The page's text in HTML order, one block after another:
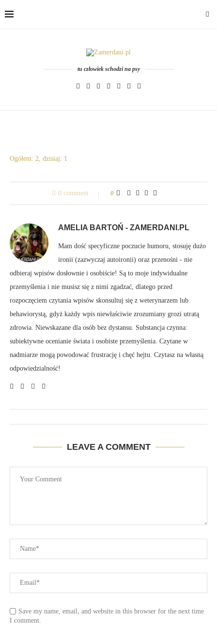
tu człowiek schodzi na psy
Ogółem: 2, dzisiaj: 1
0 comment 0
AMELIA BARTOŃ - ZAMERDANI.PL
Mam dość specyficzne poczucie humoru, stosuję dużo
ironii (zazwyczaj autoironii) oraz przenośni - nie
odbieraj wpisów dosłownie i osobiście! Są to moje indywidualne
przemyślenia i nie musisz się z nimi zgadzać, dlatego przed
rozpoczęciem czytania wpisów skonsultuj się z weterynarzem lub
behawiorystą, gdyż każdy wpis niewłaściwie zrozumiany grozi utratą
zdrowia. Niewskazane dla osób bez dystansu. Substancja czynna:
subiektywne ocenianie świata i osobiste przemyślenia. Czytane w
nadmiarze mogą powodować frustrację i chęć hejtu. Czytasz na własną
odpowiedzialność!
LEAVE A COMMENT
Save my name, email, and website in this browser for the next time
I comment.